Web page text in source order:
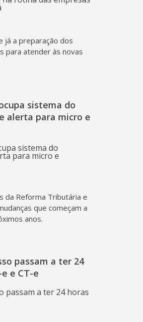
já a preparação dos
para atender às novas
sistema do
alerta para micro e
da Reforma Tributária e
que começam a
anos.
passam a ter 24
e CT-e